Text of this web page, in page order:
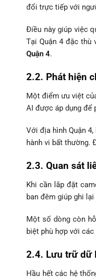
đổi trực tiếp với
Điều này giúp việc
Tại Quận 4 đặc
Quận 4.
2.2. Phát hiện
Một điểm ưu việt
AI được áp dụng để
Với địa hình Quận
hành vi bất thường.
2.3. Quan sát
Khi cần lắp đặt
ban đêm giúp ghi
Một số dòng còn
biệt phù hợp với
2.4. Lưu trữ dữ
Hầu hết các hệ